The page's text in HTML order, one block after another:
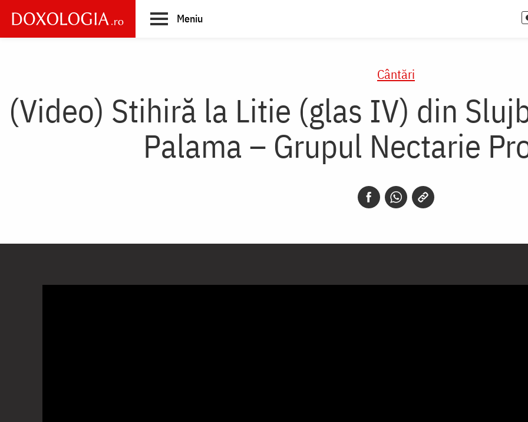
main
Meniu
Cântări
(Video) Stihiră la Litie (glas IV) din
Palama – Grupul Nectarie